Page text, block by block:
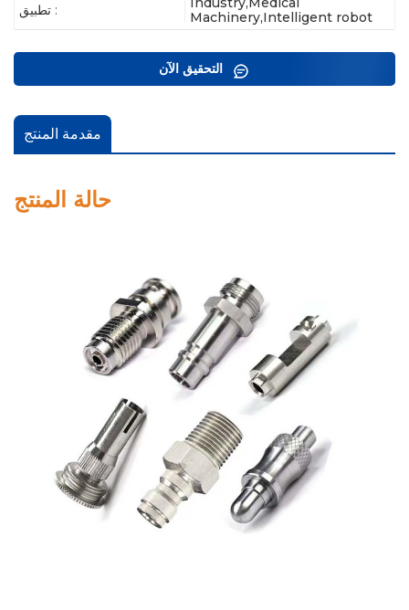
تطبيق :
Machinery,Intelligent robot
مقدمة المنتج
حالة المنتج